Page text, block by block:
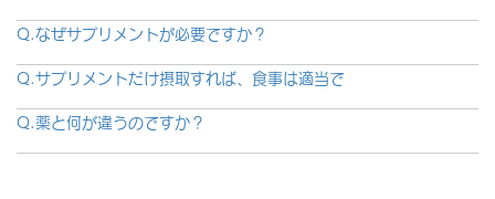
Q.なぜサプリメントが必要ですか？
Q.サプリメントだけ摂取すれば、食事は適当で
Q.薬と何が違うのですか？